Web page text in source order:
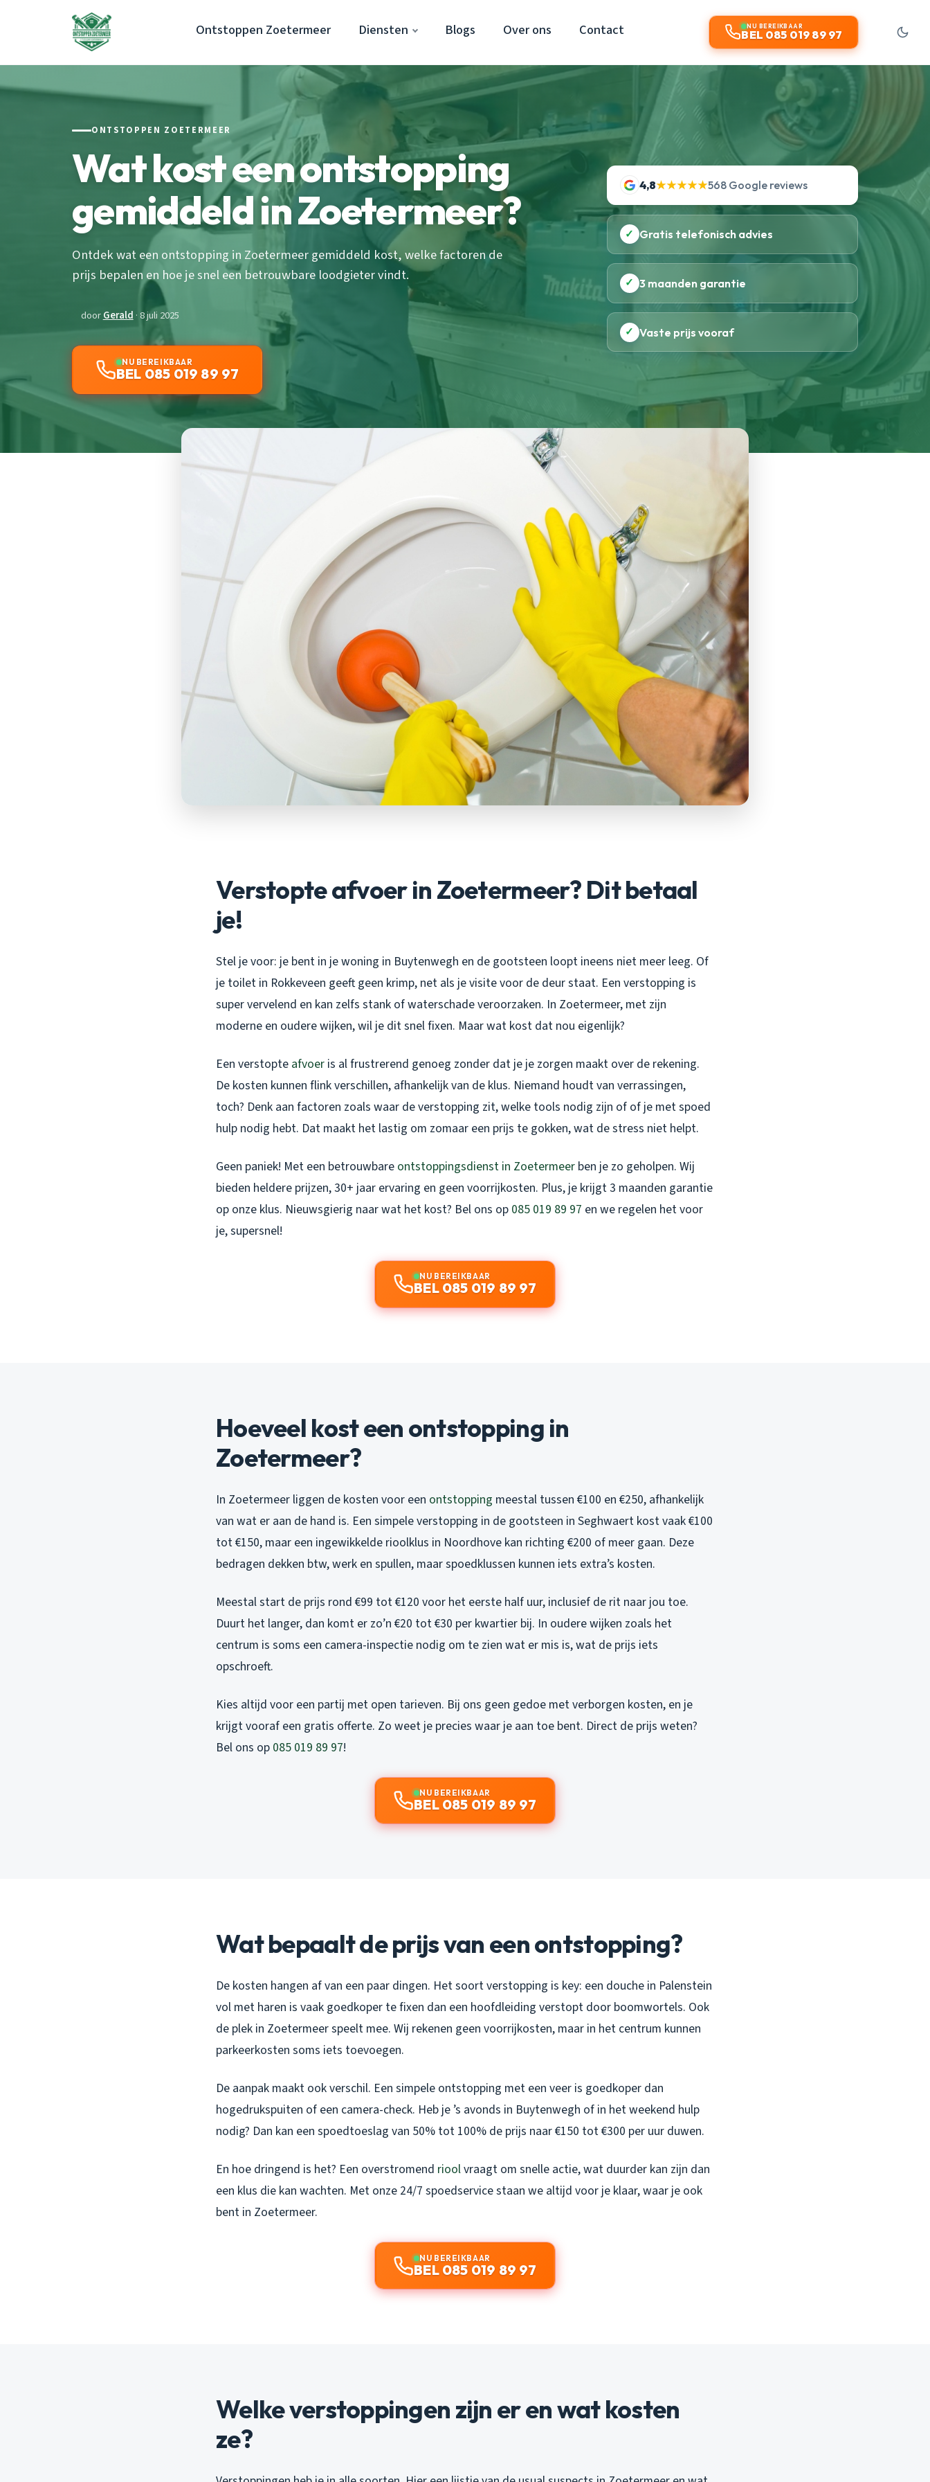
Ontstoppen Zoetermeer Diensten Blogs Over ons Contact NU BEREIKBAAR
BEL 085 019 89 97
ONTSTOPPEN ZOETERMEER
Wat kost een ontstopping
gemiddeld in Zoetermeer?
Ontdek wat een ontstopping in Zoetermeer gemiddeld kost, welke factoren de
prijs bepalen en hoe je snel een betrouwbare loodgieter vindt.
doorGerald · 8 juli 2025
NU BEREIKBAAR
BEL 085 019 89 97
4,8★★★★★568 Google reviews
✓ Gratis telefonisch advies
✓ 3 maanden garantie
✓ Vaste prijs vooraf
Verstopte afvoer in Zoetermeer? Dit betaal
je!
Stel je voor: je bent in je woning in Buytenwegh en de gootsteen loopt ineens niet meer leeg. Of
je toilet in Rokkeveen geeft geen krimp, net als je visite voor de deur staat. Een verstopping is
super vervelend en kan zelfs stank of waterschade veroorzaken. In Zoetermeer, met zijn
moderne en oudere wijken, wil je dit snel fixen. Maar wat kost dat nou eigenlijk?
Een verstopte afvoer is al frustrerend genoeg zonder dat je je zorgen maakt over de rekening.
De kosten kunnen flink verschillen, afhankelijk van de klus. Niemand houdt van verrassingen,
toch? Denk aan factoren zoals waar de verstopping zit, welke tools nodig zijn of of je met spoed
hulp nodig hebt. Dat maakt het lastig om zomaar een prijs te gokken, wat de stress niet helpt.
Geen paniek! Met een betrouwbare ontstoppingsdienst in Zoetermeer ben je zo geholpen. Wij
bieden heldere prijzen, 30+ jaar ervaring en geen voorrijkosten. Plus, je krijgt 3 maanden garantie
op onze klus. Nieuwsgierig naar wat het kost? Bel ons op 085 019 89 97 en we regelen het voor
je, supersnel!
NU BEREIKBAAR
BEL 085 019 89 97
Hoeveel kost een ontstopping in
Zoetermeer?
In Zoetermeer liggen de kosten voor een ontstopping meestal tussen €100 en €250, afhankelijk
van wat er aan de hand is. Een simpele verstopping in de gootsteen in Seghwaert kost vaak €100
tot €150, maar een ingewikkelde rioolklus in Noordhove kan richting €200 of meer gaan. Deze
bedragen dekken btw, werk en spullen, maar spoedklussen kunnen iets extra’s kosten.
Meestal start de prijs rond €99 tot €120 voor het eerste half uur, inclusief de rit naar jou toe.
Duurt het langer, dan komt er zo’n €20 tot €30 per kwartier bij. In oudere wijken zoals het
centrum is soms een camera-inspectie nodig om te zien wat er mis is, wat de prijs iets
opschroeft.
Kies altijd voor een partij met open tarieven. Bij ons geen gedoe met verborgen kosten, en je
krijgt vooraf een gratis offerte. Zo weet je precies waar je aan toe bent. Direct de prijs weten?
Bel ons op 085 019 89 97!
NU BEREIKBAAR
BEL 085 019 89 97
Wat bepaalt de prijs van een ontstopping?
De kosten hangen af van een paar dingen. Het soort verstopping is key: een douche in Palenstein
vol met haren is vaak goedkoper te fixen dan een hoofdleiding verstopt door boomwortels. Ook
de plek in Zoetermeer speelt mee. Wij rekenen geen voorrijkosten, maar in het centrum kunnen
parkeerkosten soms iets toevoegen.
De aanpak maakt ook verschil. Een simpele ontstopping met een veer is goedkoper dan
hogedrukspuiten of een camera-check. Heb je ’s avonds in Buytenwegh of in het weekend hulp
nodig? Dan kan een spoedtoeslag van 50% tot 100% de prijs naar €150 tot €300 per uur duwen.
En hoe dringend is het? Een overstromend rioolvraagt om snelle actie, wat duurder kan zijn dan
een klus die kan wachten. Met onze 24/7 spoedservice staan we altijd voor je klaar, waar je ook
bent in Zoetermeer.
NU BEREIKBAAR
BEL 085 019 89 97
Welke verstoppingen zijn er en wat kosten
ze?